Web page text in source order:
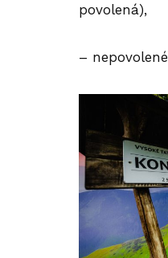
povolená),
–